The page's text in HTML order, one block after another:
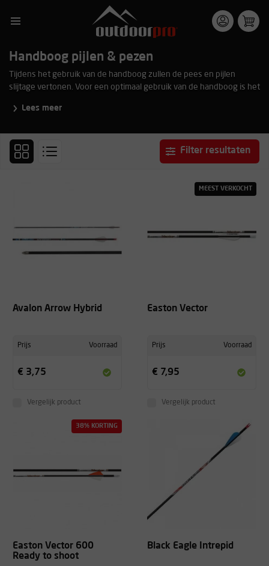
Handboog pijlen & pezen
Tijdens het gebruik van de handboog zullen de pees en pijlen
slijtage vertonen. Voor een optimaal gebruik van de handboog is het
activiteiten met grotere groepen reservepezen en pijlen achter de
te verkrijgen die aansluiten bij de eigenschappen van de handboog.
Bekijk hieronder ons totale assortiment van de categorie pijlen &
pezen.
Lees meer
Filter resultaten
Avalon Arrow Hybrid
Prijs Voorraad
€ 3,75
Vergelijk product
MEEST VERKOCHT
Easton Vector
Prijs Voorraad
€ 7,95
Vergelijk product
38% KORTING
Easton Vector 600
Ready to shoot
Black Eagle Intrepid